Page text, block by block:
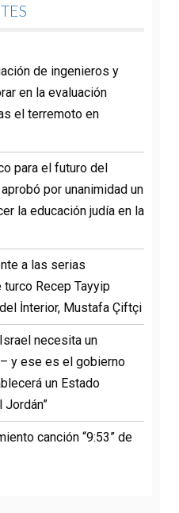
de ingenieros y
en la evaluación
el terremoto en
para el futuro del
por unanimidad un
la educación judía en la
a las serias
Recep Tayyip
İnterior, Mustafa Çiftçi
necesita un
y ese es el gobierno
un Estado
canción “9:53” de